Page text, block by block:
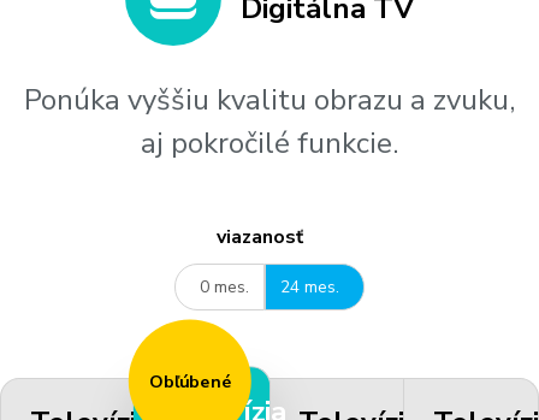
Digitálna TV
Ponúka vyššiu kvalitu obrazu a zvuku,
aj pokročilé funkcie.
viazanosť
0 mes. 24 mes.
Obľúbené
Televízia